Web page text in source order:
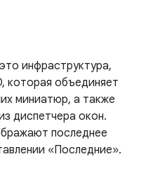
инфраструктура,
которая объединяет
миниатюр, а также
диспетчера окон.
последнее
«Последние».